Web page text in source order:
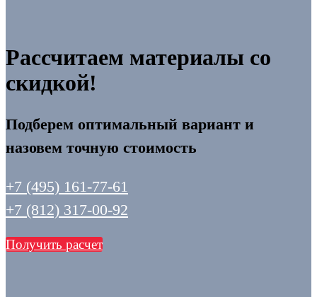
Рассчитаем материалы со
скидкой!
Подберем оптимальный вариант и
назовем точную стоимость
+7 (495) 161-77-61
+7 (812) 317-00-92
Получить расчет